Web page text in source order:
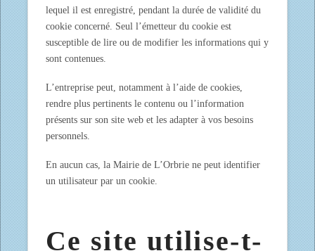
lequel il est enregistré, pendant la durée de validité du
cookie concerné. Seul l’émetteur du cookie est
susceptible de lire ou de modifier les informations qui y
sont contenues.
L’entreprise peut, notamment à l’aide de cookies,
rendre plus pertinents le contenu ou l’information
présents sur son site web et les adapter à vos besoins
personnels.
En aucun cas, la Mairie de L’Orbrie ne peut identifier
un utilisateur par un cookie.
Ce site utilise-t-